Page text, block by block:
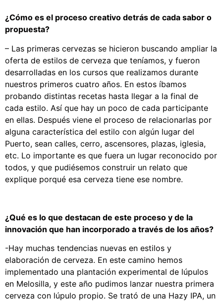
¿Cómo es el proceso creativo detrás de cada sabor o
propuesta?
– Las primeras cervezas se hicieron buscando ampliar la
oferta de estilos de cerveza que teníamos, y fueron
desarrolladas en los cursos que realizamos durante
nuestros primeros cuatro años. En estos íbamos
probando distintas recetas hasta llegar a la final de
cada estilo. Así que hay un poco de cada participante
en ellas. Después viene el proceso de relacionarlas por
alguna característica del estilo con algún lugar del
Puerto, sean calles, cerro, ascensores, plazas, iglesia,
etc. Lo importante es que fuera un lugar reconocido por
todos, y que pudiésemos construir un relato que
explique porqué esa cerveza tiene ese nombre.
¿Qué es lo que destacan de este proceso y de la
innovación que han incorporado a través de los años?
-Hay muchas tendencias nuevas en estilos y
elaboración de cerveza. En este camino hemos
implementado una plantación experimental de lúpulos
en Melosilla, y este año pudimos lanzar nuestra primera
cerveza con lúpulo propio. Se trató de una Hazy IPA, un